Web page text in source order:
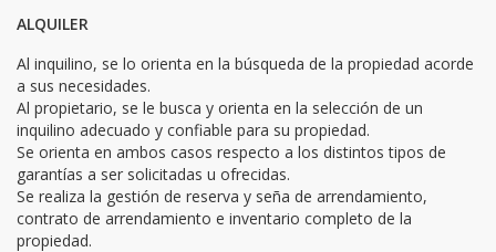
ALQUILER
Al inquilino, se lo orienta en la búsqueda de la propiedad acorde
a sus necesidades.
Al propietario, se le busca y orienta en la selección de un
inquilino adecuado y confiable para su propiedad.
Se orienta en ambos casos respecto a los distintos tipos de
garantías a ser solicitadas u ofrecidas.
Se realiza la gestión de reserva y seña de arrendamiento,
contrato de arrendamiento e inventario completo de la
propiedad.